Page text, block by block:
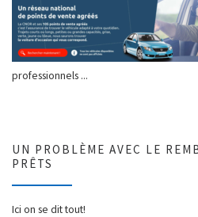
professionnels ...
UN PROBLÈME AVEC LE
PRÊTS
Ici on se dit tout!